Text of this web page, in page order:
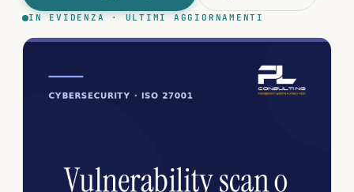
IN EVIDENZA · ULTIMI AGGIORNAMENTI